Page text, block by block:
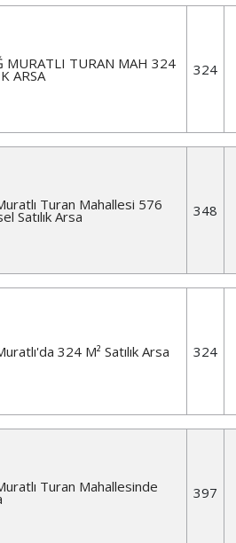
MURATLI TURAN MAH 324
ARSA 324
Turan Mahallesi 576
Satılık Arsa 348
324 M² Satılık Arsa 324
Turan Mahallesinde 397